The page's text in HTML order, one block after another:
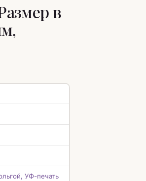
в
УФ-печать